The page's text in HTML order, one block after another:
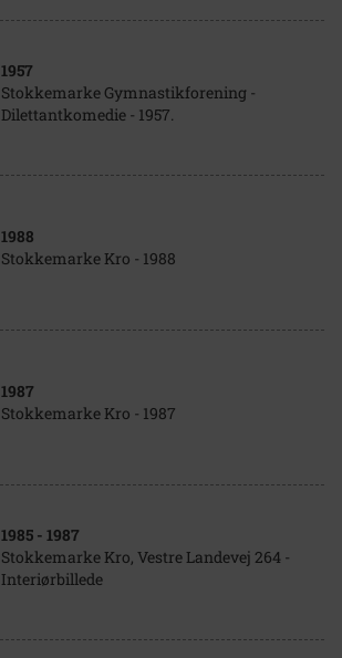
1957
Stokkemarke Gymnastikforening -
Dilettantkomedie - 1957.
1988
Stokkemarke Kro - 1988
1987
Stokkemarke Kro - 1987
1985 - 1987
Stokkemarke Kro, Vestre Landevej 264 -
Interiørbillede